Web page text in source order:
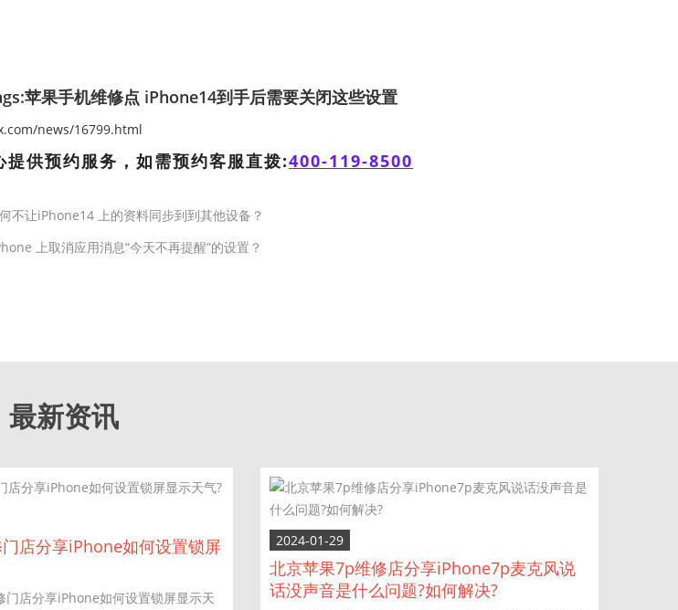
苹果手机维修点 iPhone14到手后需要关闭这些设置
news/16799.html
供预约服务，如需预约客服直拨:400-119-8500
不让iPhone14 上的资料同步到到其他设备？
上取消应用消息“今天不再提醒”的设置？
最新资讯
店分享iPhone如何设置锁屏
店分享iPhone如何设置锁屏显示天
2024-01-29
北京苹果7p维修店分享iPhone7p麦克风说
话没声音是什么问题?如何解决?